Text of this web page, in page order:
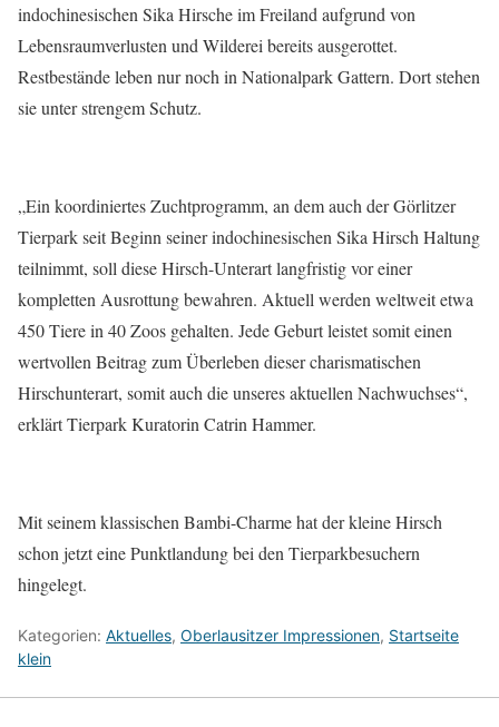
indochinesischen Sika Hirsche im Freiland aufgrund von
Lebensraumverlusten und Wilderei bereits ausgerottet.
Restbestände leben nur noch in Nationalpark Gattern. Dort stehen
sie unter strengem Schutz.
„Ein koordiniertes Zuchtprogramm, an dem auch der Görlitzer
Tierpark seit Beginn seiner indochinesischen Sika Hirsch Haltung
teilnimmt, soll diese Hirsch-Unterart langfristig vor einer
kompletten Ausrottung bewahren. Aktuell werden weltweit etwa
450 Tiere in 40 Zoos gehalten. Jede Geburt leistet somit einen
wertvollen Beitrag zum Überleben dieser charismatischen
Hirschunterart, somit auch die unseres aktuellen Nachwuchses“,
erklärt Tierpark Kuratorin Catrin Hammer.
Mit seinem klassischen Bambi-Charme hat der kleine Hirsch
schon jetzt eine Punktlandung bei den Tierparkbesuchern
hingelegt.
Kategorien: Aktuelles, Oberlausitzer Impressionen, Startseite
klein